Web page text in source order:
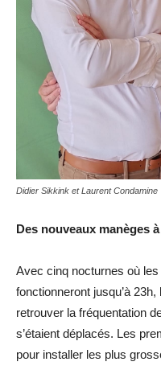
Didier Sikkink et Laurent Condamine
Des nouveaux manèges
Avec cinq nocturnes où
fonctionneront jusqu’à
retrouver la fréquentation
s’étaient déplacés. Les
pour installer les plus